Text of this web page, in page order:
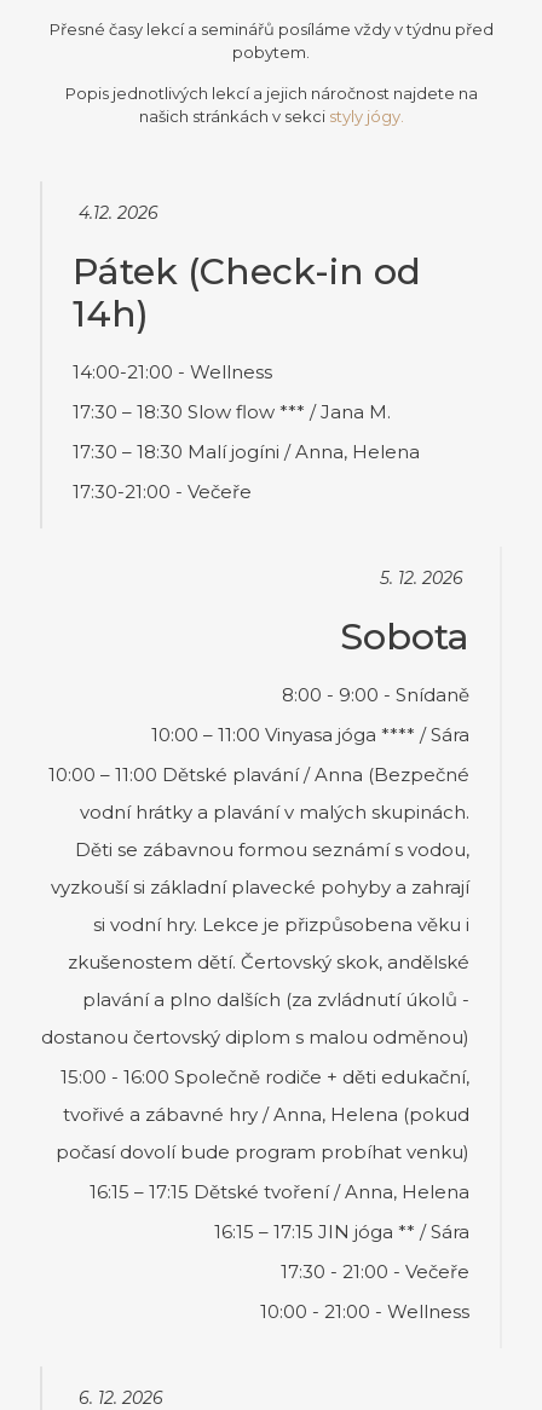
Přesné časy lekcí a seminářů posíláme vždy v týdnu před
pobytem.
Popis jednotlivých lekcí a jejich náročnost najdete na
našich stránkách v sekci styly jógy.
4.12. 2026
Pátek (Check-in od
14h)
14:00-21:00 - Wellness
17:30 – 18:30 Slow flow *** / Jana M.
17:30 – 18:30 Malí jogíni / Anna, Helena
17:30-21:00 - Večeře
5. 12. 2026
Sobota
8:00 - 9:00 - Snídaně
10:00 – 11:00 Vinyasa jóga **** / Sára
10:00 – 11:00 Dětské plavání / Anna (Bezpečné
vodní hrátky a plavání v malých skupinách.
Děti se zábavnou formou seznámí s vodou,
vyzkouší si základní plavecké pohyby a zahrají
si vodní hry. Lekce je přizpůsobena věku i
zkušenostem dětí. Čertovský skok, andělské
plavání a plno dalších (za zvládnutí úkolů -
dostanou čertovský diplom s malou odměnou)
15:00 - 16:00 Společně rodiče + děti edukační,
tvořivé a zábavné hry / Anna, Helena (pokud
počasí dovolí bude program probíhat venku)
16:15 – 17:15 Dětské tvoření / Anna, Helena
16:15 – 17:15 JIN jóga ** / Sára
17:30 - 21:00 - Večeře
10:00 - 21:00 - Wellness
6. 12. 2026